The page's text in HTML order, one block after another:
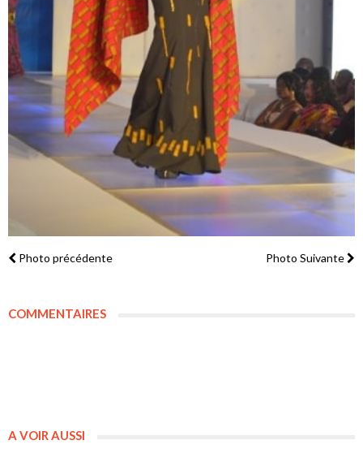
Photo précédente Photo Suivante
COMMENTAIRES
A VOIR AUSSI